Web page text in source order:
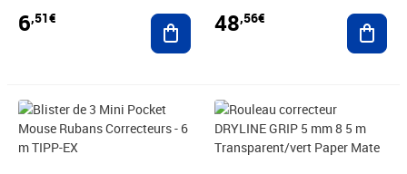
6,51€ Ajouter au panier
48,56€
Prix 16,68€ Prix 7,92€